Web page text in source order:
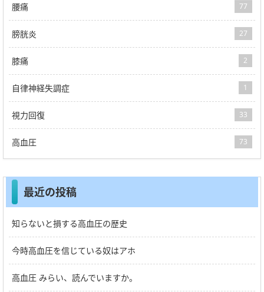
腰痛 77
膀胱炎 27
膝痛 2
自律神経失調症 1
視力回復 33
高血圧 73
最近の投稿
知らないと損する高血圧の歴史
今時高血圧を信じている奴はアホ
高血圧 みらい、読んでいますか。